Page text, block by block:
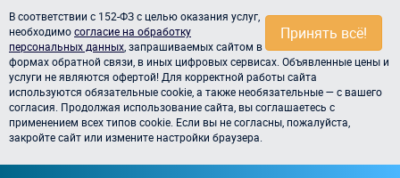
Принять всё!
В соответствии с 152-ФЗ с целью оказания услуг,
необходимосогласие на обработку
персональных данных , запрашиваемых сайтом в
формах обратной связи, в иных цифровых сервисах. Объявленные цены и
услуги не являются офертой! Для корректной работы сайта
используются обязательные cookie, а также необязательные — с вашего
согласия. Продолжая использование сайта, вы соглашаетесь с
применением всех типов cookie. Если вы не согласны, пожалуйста,
закройте сайт или измените настройки браузера.